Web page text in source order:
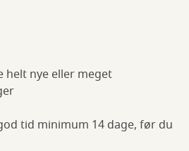
helt nye eller meget
tid minimum 14 dage, før du